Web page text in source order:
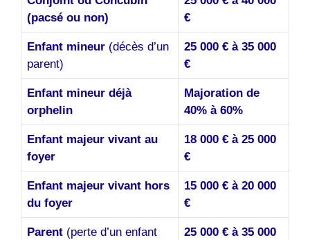
(pacsé ou non)
€
Enfant mineur (décès d’un
parent)
25 000 € à 35 000
€
Enfant mineur déjà
orphelin
Majoration de
40% à 60%
Enfant majeur vivant au
foyer
18 000 € à 25 000
€
Enfant majeur vivant hors
du foyer
15 000 € à 20 000
€
Parent (perte d’un enfant
25 000 € à 35 000